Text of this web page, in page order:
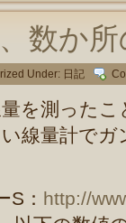
数か
Under: 日記
を測ったこ
線量計で
S： http://